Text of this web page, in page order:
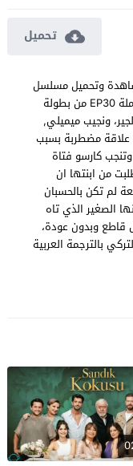
تحميل
30 مترجمة مشاهدة وتحميل مسلسل
“رائحة الصندوق” Sandik Kokusu حلقة 30 كاملة EP30 من بطولة
ونجيب ميميلي,
علاقة مضطربة بسبب
كارسو فتاة
من ابنتها ان
لم تكن بالحسبان
الصغير الذي تاه
قاطع وبدون عودة،
التركي بالترجمة العربية